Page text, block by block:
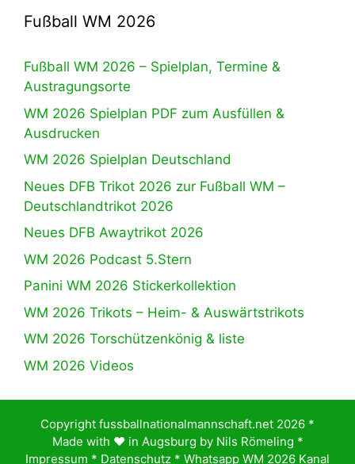
Fußball WM 2026
Fußball WM 2026 – Spielplan, Termine &
Austragungsorte
WM 2026 Spielplan PDF zum Ausfüllen &
Ausdrucken
WM 2026 Spielplan Deutschland
Neues DFB Trikot 2026 zur Fußball WM –
Deutschlandtrikot 2026
Neues DFB Awaytrikot 2026
WM 2026 Podcast 5.Stern
Panini WM 2026 Stickerkollektion
WM 2026 Trikots – Heim- & Auswärtstrikots
WM 2026 Torschützenkönig & liste
WM 2026 Videos
Copyright fussballnationalmannschaft.net 2026 *
Made with ♥️ in Augsburg by Nils Römeling *
Impressum * Datenschutz * Whatsapp WM 2026 Kanal